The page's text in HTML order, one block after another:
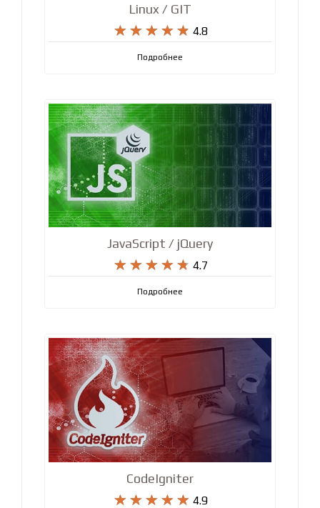
Linux / GIT
    
     4.8
Подробнее
JavaScript / jQuery
    
     4.7
Подробнее
CodeIgniter
    
     4.9